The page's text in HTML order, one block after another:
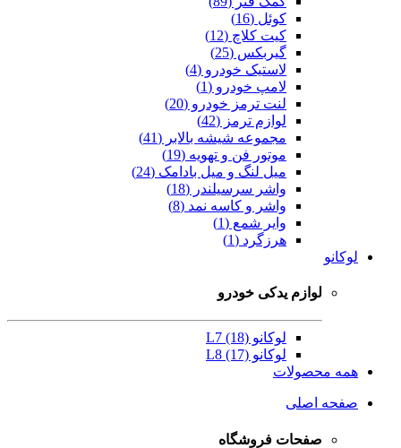
کوئل (16)
کیت کلاچ (12)
گیربکس (25)
لاستیک خودرو (4)
لامپ خودرو (1)
لنت ترمز خودرو (20)
لوازم ترمز (42)
مجموعه شیشه بالابر (41)
موتور فن و تهویه (19)
میل لنگ و میل بادامک (24)
واشر سرسیلندر (18)
واشر و کاسه نمد (8)
وایر شمع (1)
هرزگرد (1)
لوکانو
لوازم یدکی خودرو
لوکانو L7 (18)
لوکانو L8 (17)
همه محصولات
صفحه اصلی
صفحات فروشگاه